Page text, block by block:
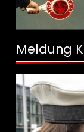
Meldung